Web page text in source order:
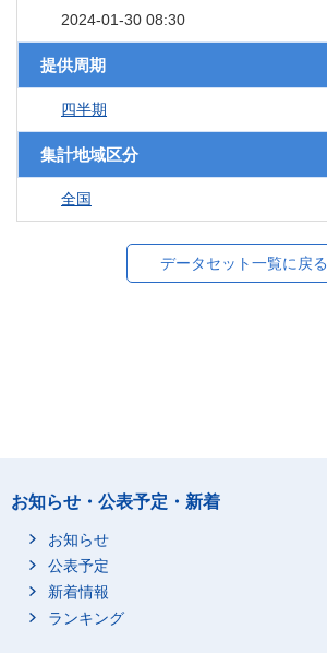
2024-01-30 08:30
提供周期
四半期
集計地域区分
全国
データセット一覧に戻る
お知らせ・公表予定・新着
お知らせ
公表予定
新着情報
ランキング